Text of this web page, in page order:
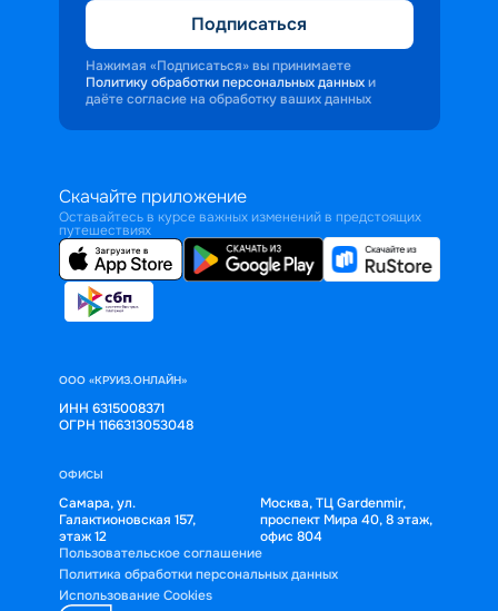
Подписаться
Нажимая «Подписаться» вы принимаете
Политику обработки персональных данных и
даёте согласие на обработку ваших данных
Скачайте приложение
Оставайтесь в курсе важных изменений в предстоящих
путешествиях
ООО «КРУИЗ.ОНЛАЙН»
ИНН 6315008371
ОГРН 1166313053048
ОФИСЫ
Самара, ул.
Галактионовская 157,
этаж 12
Москва, ТЦ Gardenmir,
проспект Мира 40, 8 этаж,
офис 804
Пользовательское соглашение
Политика обработки персональных данных
Использование Cookies